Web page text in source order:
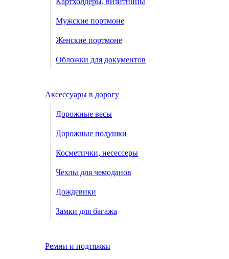
Мужские портмоне
Женские портмоне
Обложки для документов
Аксессуары в дорогу
Дорожные весы
Дорожные подушки
Косметички, несессеры
Чехлы для чемоданов
Дождевики
Замки для багажа
Ремни и подтяжки